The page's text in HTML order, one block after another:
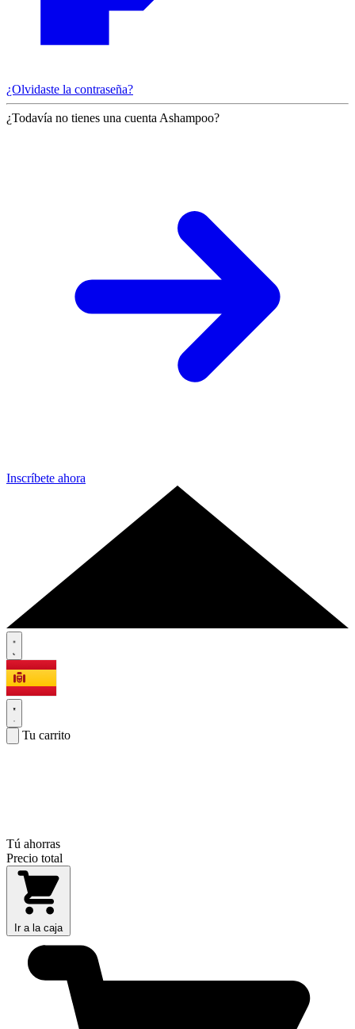
¿Olvidaste la contraseña?
¿Todavía no tienes una cuenta Ashampoo?
Inscríbete ahora
Tu carrito
Tú ahorras
Precio total
Ir a la caja